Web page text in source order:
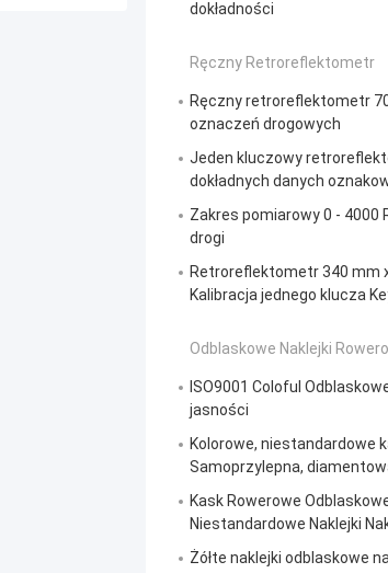
dokładności
Ręczny Retroreflektometr
Ręczny retroreflektometr
oznaczeń drogowych
Jeden kluczowy
dokładnych danych
Zakres pomiarowy 0 -
drogi
Retroreflektometr 340 mm
Kalibracja jednego klucza
Odblaskowe Naklejki
ISO9001 Coloful
jasności
Kolorowe, niestandardowe
Samoprzylepna,
Kask Rowerowe
Niestandardowe Naklejki
Żółte naklejki odblaskowe